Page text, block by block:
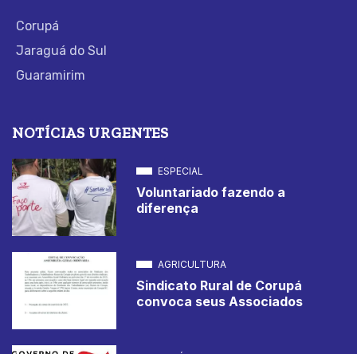
Corupá
Jaraguá do Sul
Guaramirim
NOTÍCIAS URGENTES
ESPECIAL
Voluntariado fazendo a
diferença
AGRICULTURA
Sindicato Rural de Corupá
convoca seus Associados